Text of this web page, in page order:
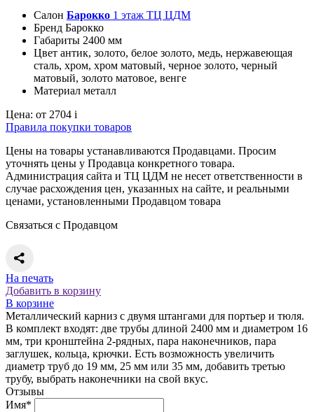
Салон Барокко 1 этаж ТЦ ЦДМ
Бренд Барокко
Габариты 2400 мм
Цвет антик, золото, белое золото, медь, нержавеющая
сталь, хром, хром матовый, черное золото, черный
матовый, золото матовое, венге
Материал металл
Цена: от 2704 i
Правила покупки товаров
Цены на товары устанавливаются Продавцами. Просим
уточнять цены у Продавца конкретного товара.
Администрация сайта и ТЦ ЦДМ не несет ответственности в
случае расхождения цен, указанных на сайте, и реальными
ценами, установленными Продавцом товара
Связаться с Продавцом
На печать
Добавить в корзину
В корзине
Металлический карниз с двумя штангами для портьер и тюля.
В комплект входят: две трубы длиной 2400 мм и диаметром 16
мм, три кронштейна 2-рядных, пара наконечников, пара
заглушек, кольца, крючки. Есть возможность увеличить
диаметр труб до 19 мм, 25 мм или 35 мм, добавить третью
трубу, выбрать наконечники на свой вкус.
Отзывы
Имя*